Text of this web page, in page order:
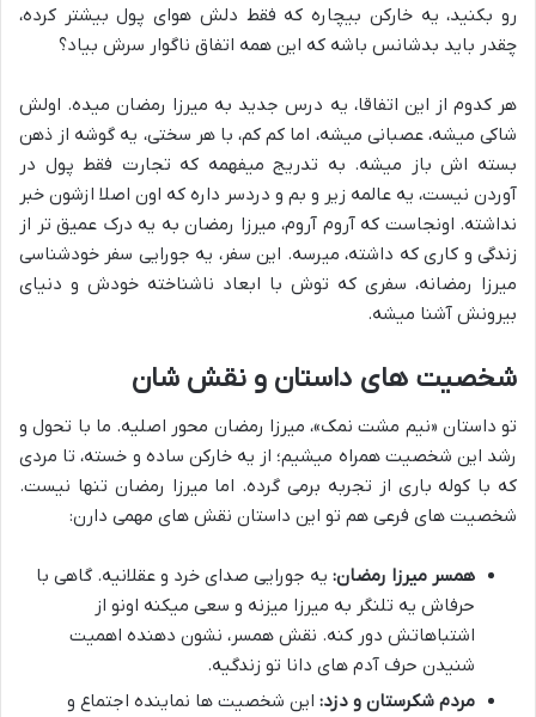
رو بکنید، یه خارکن بیچاره که فقط دلش هوای پول بیشتر کرده،
چقدر باید بدشانس باشه که این همه اتفاق ناگوار سرش بیاد؟
هر کدوم از این اتفاقا، یه درس جدید به میرزا رمضان میده. اولش
شاکی میشه، عصبانی میشه، اما کم کم، با هر سختی، یه گوشه از ذهن
بسته اش باز میشه. به تدریج میفهمه که تجارت فقط پول در
آوردن نیست، یه عالمه زیر و بم و دردسر داره که اون اصلا ازشون خبر
نداشته. اونجاست که آروم آروم، میرزا رمضان به یه درک عمیق تر از
زندگی و کاری که داشته، میرسه. این سفر، یه جورایی سفر خودشناسی
میرزا رمضانه، سفری که توش با ابعاد ناشناخته خودش و دنیای
بیرونش آشنا میشه.
شخصیت های داستان و نقش شان
تو داستان «نیم مشت نمک»، میرزا رمضان محور اصلیه. ما با تحول و
رشد این شخصیت همراه میشیم؛ از یه خارکن ساده و خسته، تا مردی
که با کوله باری از تجربه برمی گرده. اما میرزا رمضان تنها نیست.
شخصیت های فرعی هم تو این داستان نقش های مهمی دارن:
همسر میرزا رمضان: یه جورایی صدای خرد و عقلانیه. گاهی با
حرفاش یه تلنگر به میرزا میزنه و سعی میکنه اونو از
اشتباهاتش دور کنه. نقش همسر، نشون دهنده اهمیت
شنیدن حرف آدم های دانا تو زندگیه.
مردم شکرستان و دزد: این شخصیت ها نماینده اجتماع و